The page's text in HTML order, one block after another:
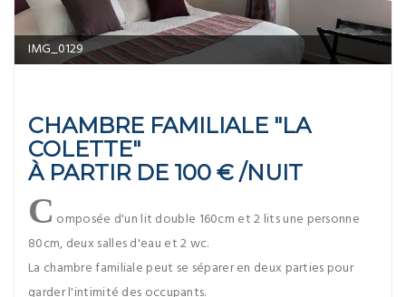
IMG_0129
CHAMBRE FAMILIALE "LA
COLETTE"
À PARTIR DE 100 € /NUIT
C omposée d'un lit double 160cm et 2 lits une personne
80cm, deux salles d'eau et 2 wc.
La chambre familiale peut se séparer en deux parties pour